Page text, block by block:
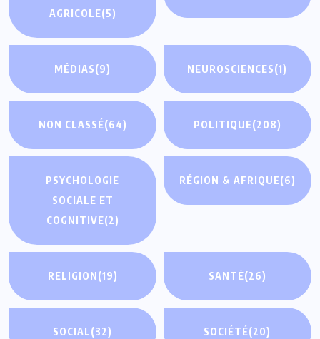
AGRICOLE(5)
MÉDIAS(9) NEUROSCIENCES(1)
NON CLASSÉ(64) POLITIQUE(208)
PSYCHOLOGIE
SOCIALE ET
COGNITIVE(2)
RÉGION & AFRIQUE(6)
RELIGION(19) SANTÉ(26)
SOCIAL(32) SOCIÉTÉ(20)